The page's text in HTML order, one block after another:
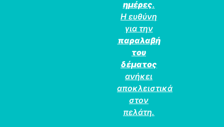
ημέρες.
Η ευθύνη
για την
παραλαβή
του
δέματος
ανήκει
αποκλειστικά
στον
πελάτη.